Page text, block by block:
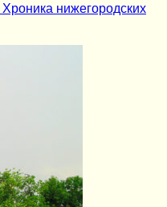
нижегородских